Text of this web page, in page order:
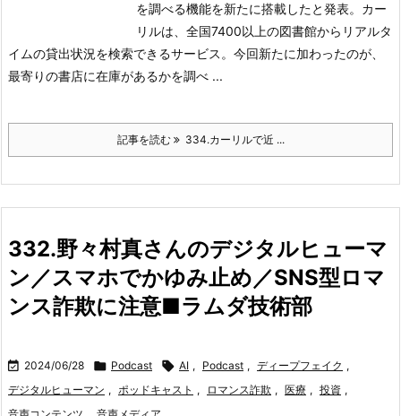
を調べる機能を新たに搭載したと発表。 カー
リルは、全国7400以上の図書館からリアルタ
イムの貸出状況を検索できるサービス。今回新たに加わったのが、
最寄りの書店に在庫があるかを調べ ...
記事を読む 334.カーリルで近 ...
332.野々村真さんのデジタルヒューマ
ン／スマホでかゆみ止め／SNS型ロマ
ンス詐欺に注意■ラムダ技術部
 2024/06/28  Podcast  AI , Podcast , ディープフェイク ,
デジタルヒューマン , ポッドキャスト , ロマンス詐欺 , 医療 , 投資 ,